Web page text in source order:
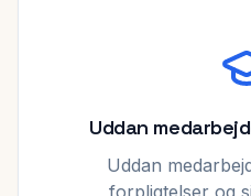
Uddan
Uddan
forpligtelser og